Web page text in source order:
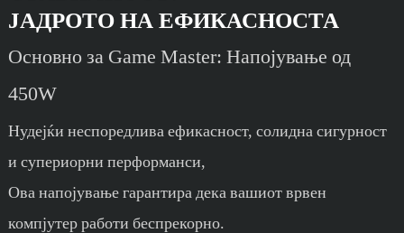
ЈАДРОТО НА ЕФИКАСНОСТА
Основно за Game Master: Напојување од
450W
Нудејќи неспоредлива ефикасност, солидна сигурност
и супериорни перформанси,
Ова напојување гарантира дека вашиот врвен
компјутер работи беспрекорно.